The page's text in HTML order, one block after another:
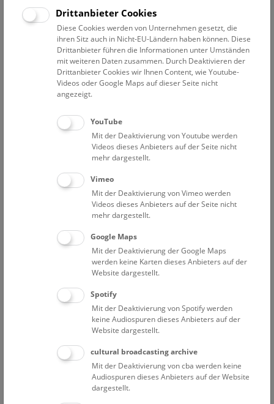
Cockaigne. Schlaraffenland der Zukunft?
bis 14. September 2026
Vorsicht Hochspannung
bis 24. April 2027
Vorsicht Hochspannung
Veranstaltungsprogramm
08. Aug. 2026, 10:30 Uhr
Augmented Reality Show: Dinosaurier
Drittanbieter Cookies
Diese Cookies werden von Unternehmen gesetzt, die
ihren Sitz auch in Nicht-EU-Ländern haben können. Diese
Drittanbieter führen die Informationen unter Umständen
mit weiteren Daten zusammen. Durch Deaktivieren der
Drittanbieter Cookies wir Ihnen Content, wie Youtube-
Videos oder Google Maps auf dieser Seite nicht
angezeigt.
YouTube
Mit der Deaktivierung von Youtube werden
Videos dieses Anbieters auf der Seite nicht
mehr dargestellt.
Vimeo
Mit der Deaktivierung von Vimeo werden
Videos dieses Anbieters auf der Seite nicht
mehr dargestellt.
Google Maps
Mit der Deaktivierung der Google Maps
werden keine Karten dieses Anbieters auf der
Website dargestellt.
Spotify
Mit der Deaktivierung von Spotify werden
keine Audiospuren dieses Anbieters auf der
Website dargestellt.
cultural broadcasting archive
Mit der Deaktivierung von cba werden keine
Audiospuren dieses Anbieters auf der Website
dargestellt.